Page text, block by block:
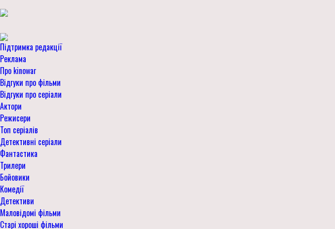
Підтримка редакції
Реклама
Про kinowar
Відгуки про фільми
Відгуки про серіали
Актори
Режисери
Топ серіалів
Детективні серіали
Фантастика
Трилери
Бойовики
Комедії
Детективи
Маловідомі фільми
Старі хороші фільми